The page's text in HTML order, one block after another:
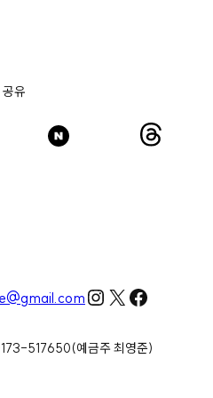
공유
Instagram
X
517650(예금주 최영준)